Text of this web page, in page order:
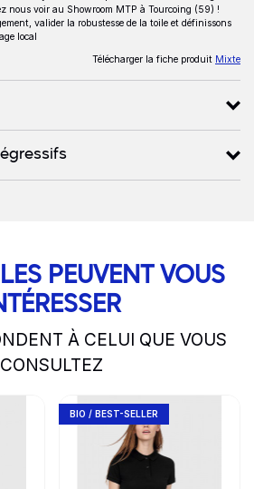
nous voir au Showroom MTP à Tourcoing (59) !
valider la robustesse de la toile et définissons
local
Télécharger la fiche produit Mixte
PEUVENT VOUS
À CELUI QUE VOUS
CONSULTEZ
BIO / BEST-SELLER
Go to product page